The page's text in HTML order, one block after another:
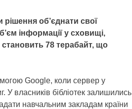
об’єднати свої
інформації у сховищі,
становить 78 терабайт, що
Google, коли сервер у
У власників бібліотек залишились
навчальним закладам країни